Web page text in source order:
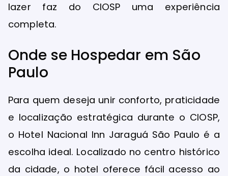
lazer faz do CIOSP uma experiência
completa.
Onde se Hospedar em São
Paulo
Para quem deseja unir conforto, praticidade
e localização estratégica durante o CIOSP,
o Hotel Nacional Inn Jaraguá São Paulo é a
escolha ideal. Localizado no centro histórico
da cidade, o hotel oferece fácil acesso ao